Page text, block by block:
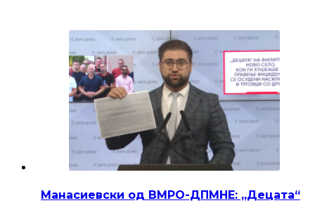
Манасиевски од ВМРО-ДПМНЕ: „Децата“